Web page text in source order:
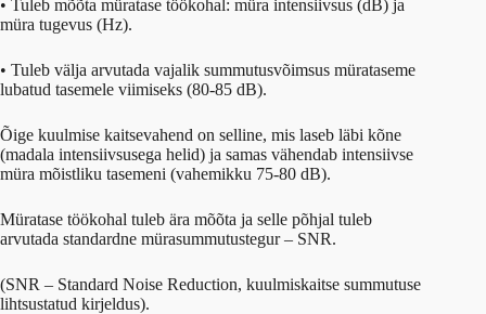
• Tuleb mõõta müratase töökohal: müra intensiivsus (dB) ja
müra tugevus (Hz).
• Tuleb välja arvutada vajalik summutusvõimsus mürataseme
lubatud tasemele viimiseks (80-85 dB).
Õige kuulmise kaitsevahend on selline, mis laseb läbi kõne
(madala intensiivsusega helid) ja samas vähendab intensiivse
müra mõistliku tasemeni (vahemikku 75-80 dB).
Müratase töökohal tuleb ära mõõta ja selle põhjal tuleb
arvutada standardne mürasummutustegur – SNR.
(SNR – Standard Noise Reduction, kuulmiskaitse summutuse
lihtsustatud kirjeldus).